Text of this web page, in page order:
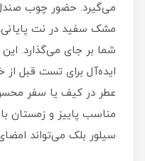
می‌گیرد. حضور چوب
مشک سفید در نت پایانی،
ایده‌آل برای تست قبل از
عطر در کیف یا سفر
مناسب پاییز و
سیلور بلک می‌تواند